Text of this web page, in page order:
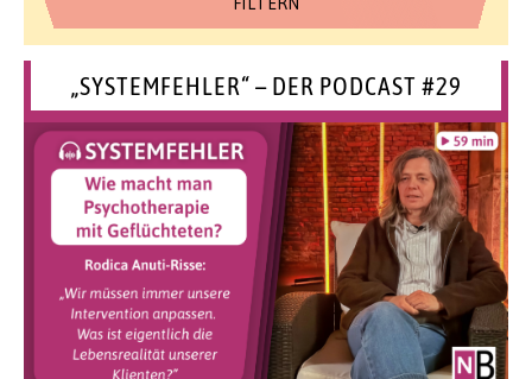
„SYSTEMFEHLER“ – DER PODCAST #29